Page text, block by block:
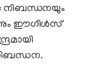
നിബന്ധനയും
ഈഗിള്‍സ്